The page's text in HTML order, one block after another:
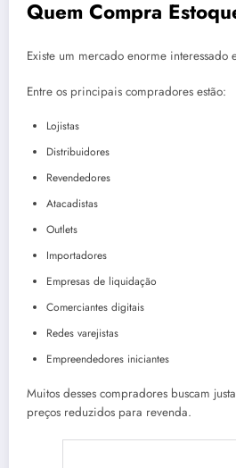
Quem Compra
Existe um mercado enorme interessado
Entre os principais compradores estão:
Lojistas
Distribuidores
Revendedores
Atacadistas
Outlets
Importadores
Empresas de liquidação
Comerciantes digitais
Redes varejistas
Empreendedores iniciantes
Muitos desses compradores buscam
preços reduzidos para revenda.